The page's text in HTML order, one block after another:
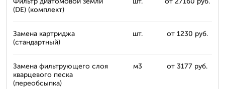
(DE) (комплект)
Замена картриджа
(стандартный)
шт. от 1230 руб.
Замена фильтрующего слоя
кварцевого песка
(переобсыпка)
м3 от 3177 руб.